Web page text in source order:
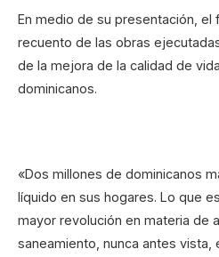
En medio de su presentación, el
recuento de las obras
de la mejora de la calidad de
dominicanos.
«Dos millones de dominicanos
líquido en sus hogares. Lo que
mayor revolución en materia de
saneamiento, nunca antes vista,